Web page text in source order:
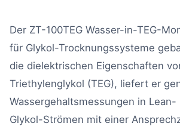
Der ZT-100TEG Wasser-in-TEG-
für Glykol-Trocknungssysteme
die dielektrischen Eigenschaften
Triethylenglykol (TEG), liefert er
Wassergehaltsmessungen in Lean-
Glykol-Strömen mit einer